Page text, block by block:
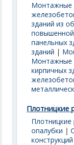
Монтажные
зданий из
панельных
зданий |
Монтажные
кирпичных
Плотницкие
опалубки |
конструкций